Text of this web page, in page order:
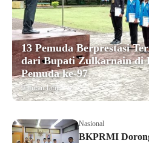
13 Pemuda Berprestasi
dari Bupati Zulkarnain di
Pemuda ke-97
9 bulan lalu
Nasional
BKPRMI